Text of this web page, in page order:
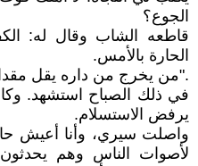
الجوع؟
قاطعه الشاب وقال له:
الحارة بالأمس.
."من يخرج من داره يقل
في ذلك الصباح استشهد.
يرفض الاستسلام.
واصلت سيري، وأنا أعيش
لأصوات الناس وهم